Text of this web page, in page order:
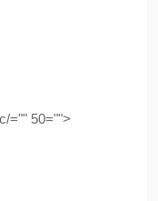
="" 50="">